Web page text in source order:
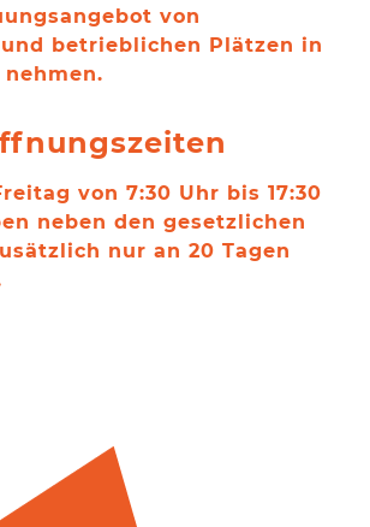
von
betrieblichen Plätzen in
von 7:30 Uhr bis 17:30
neben den gesetzlichen
nur an 20 Tagen